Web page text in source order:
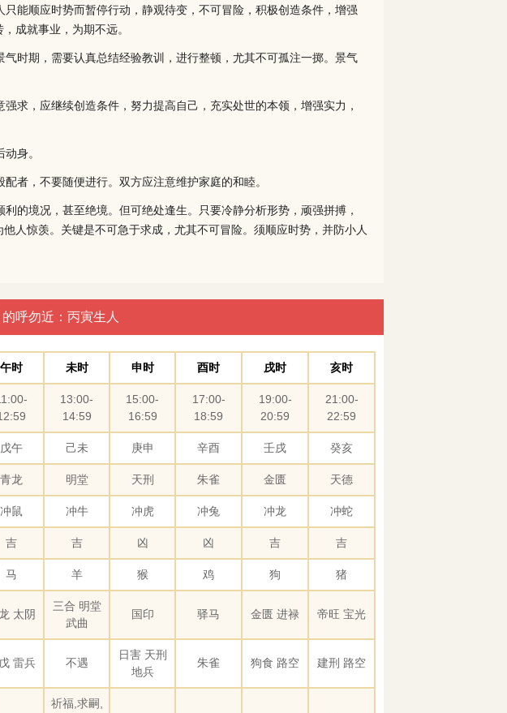
只能顺应时势而暂停行动，静观待变，不可冒险，积极创造条件，增强
成就事业，为期不远。
气时期，需要认真总结经验教训，进行整顿，尤其不可孤注一掷。景气
强求，应继续创造条件，努力提高自己，充实处世的本领，增强实力，
身。
配者，不要随便进行。双方应注意维护家庭的和睦。
利的境况，甚至绝境。但可绝处逢生。只要冷静分析形势，顽强拼搏，
人惊羡。关键是不可急于求成，尤其不可冒险。须顺应时势，并防小人
呼勿近：丙寅生人
午时 未时 申时 酉时 戌时 亥时
13:00-
14:59
15:00-
16:59
17:00-
18:59
19:00-
20:59
21:00-
22:59
戊午 己未 庚申 辛酉 壬戌 癸亥
青龙 明堂 天刑 朱雀 金匮 天德
冲鼠 冲牛 冲虎 冲兔 冲龙 冲蛇
吉 吉 凶 凶 吉 吉
马 羊 猴 鸡 狗 猪
太阴
三合 明堂
武曲
国印 驿马 金匮 进禄 帝旺 宝光
雷兵 不遇
日害 天刑
地兵
朱雀 狗食 路空 建刑 路空
祈福,求嗣,